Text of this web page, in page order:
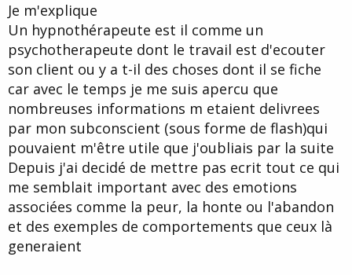
Je m'explique
Un hypnothérapeute est il comme un
psychotherapeute dont le travail est d'ecouter
son client ou y a t-il des choses dont il se fiche
car avec le temps je me suis apercu que
nombreuses informations m etaient delivrees
par mon subconscient (sous forme de flash)qui
pouvaient m'être utile que j'oubliais par la suite
Depuis j'ai decidé de mettre pas ecrit tout ce qui
me semblait important avec des emotions
associées comme la peur, la honte ou l'abandon
et des exemples de comportements que ceux là
generaient